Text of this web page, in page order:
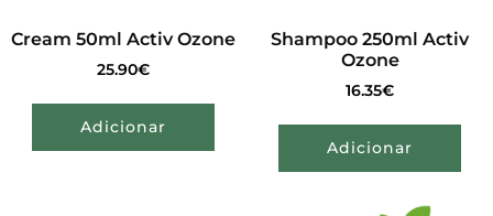
Cream 50ml Activ Ozone
25.90€
Adicionar
Shampoo 250ml Activ
Ozone
16.35€
Adicionar